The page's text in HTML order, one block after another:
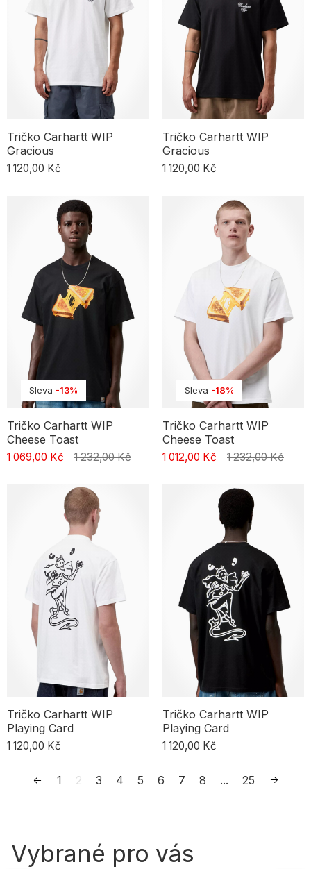
Tričko Carhartt WIP
Gracious
1 120,00 Kč
Tričko Carhartt WIP
Gracious
1 120,00 Kč
Sleva -13%
Tričko Carhartt WIP
Cheese Toast
1 069,00 Kč 1 232,00 Kč
Sleva -18%
Tričko Carhartt WIP
Cheese Toast
1 012,00 Kč 1 232,00 Kč
Tričko Carhartt WIP
Playing Card
1 120,00 Kč
Tričko Carhartt WIP
Playing Card
1 120,00 Kč
1 2 3 4 5 6 7 8 ... 25
Vybrané pro vás